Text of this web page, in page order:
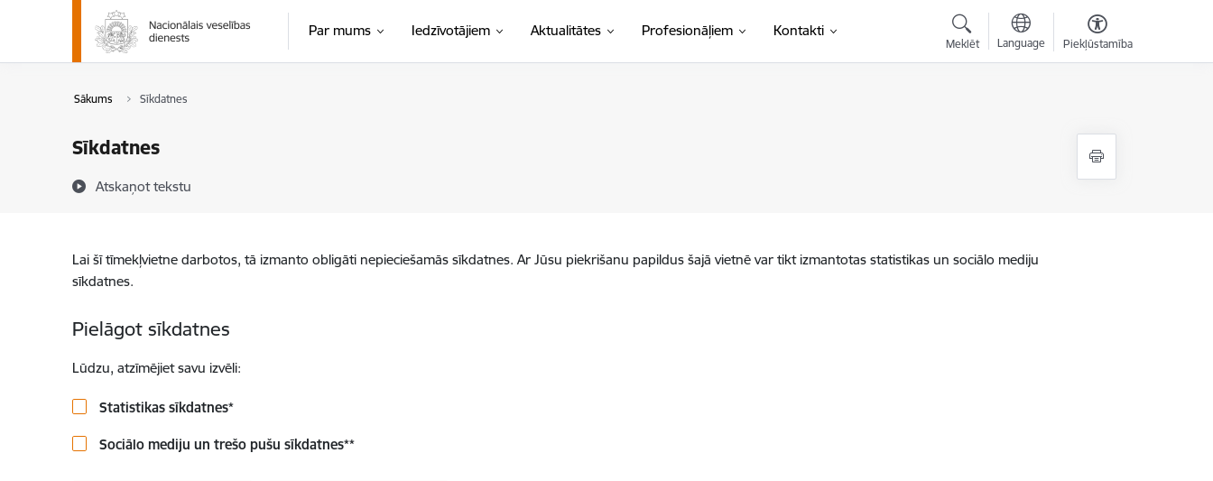
Pāriet uz lapas saturu
Par mums Iedzīvotājiem Aktualitātes Profesionāļiem Kontakti
Meklēt Language Piekļūstamība
Sākums Sīkdatnes
Sīkdatnes
Atskaņot tekstu
Lai šī tīmekļvietne darbotos, tā izmanto obligāti nepieciešamās sīkdatnes. Ar Jūsu piekrišanu papildus šajā vietnē var tikt izmantotas statistikas un sociālo mediju
sīkdatnes.
Pielāgot sīkdatnes
Lūdzu, atzīmējiet savu izvēli:
Statistikas sīkdatnes*
Sociālo mediju un trešo pušu sīkdatnes**